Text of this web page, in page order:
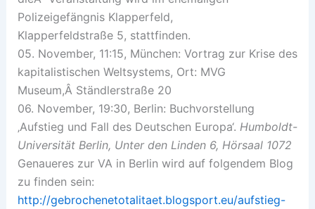
Polizeigefängnis Klapperfeld,
Klapperfeldstraße 5, stattfinden.
05. November, 11:15, München: Vortrag zur Krise des
kapitalistischen Weltsystems, Ort: MVG
Museum,Â Ständlerstraße 20
06. November, 19:30, Berlin: Buchvorstellung
‚Aufstieg und Fall des Deutschen Europa‘. Humboldt-
Universität Berlin, Unter den Linden 6, Hörsaal 1072
Genaueres zur VA in Berlin wird auf folgendem Blog
zu finden sein:
http://gebrochenetotalitaet.blogsport.eu/aufstieg-